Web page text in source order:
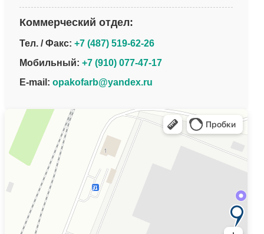
Коммерческий отдел:
Тел. / Факс: +7 (487) 519-62-26
Мобильный: +7 (910) 077-47-17
E-mail: opakofarb@yandex.ru